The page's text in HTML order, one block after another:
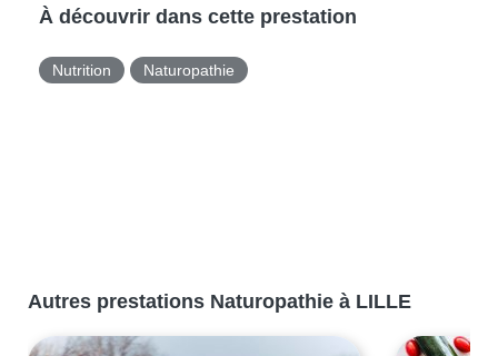
À découvrir dans cette prestation
Nutrition Naturopathie
Autres prestations Naturopathie à LILLE